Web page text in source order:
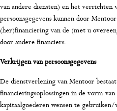
van andere diensten) en het
persoonsgegevens kunnen door
(her)financiering van de (met u
door andere financiers.
Verkrijgen van persoonsgegevens
De dienstverlening van Mentoor
financieringsoplossingen in de vorm
kapitaalgoederen wensen te